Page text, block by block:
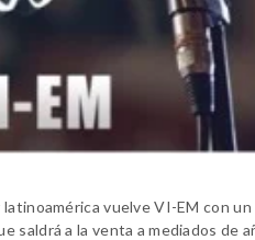
vuelve VI-EM con un
saldrá a la venta a mediados de